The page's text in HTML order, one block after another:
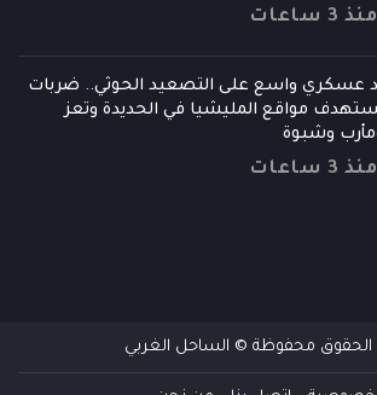
منذ 3 ساعات
عسكري واسع على التصعيد الحوثي.. ضربات
مواقع المليشيا في الحديدة وتعز
وشبوة
منذ 3 ساعات
محفوظة © الساحل الغربي